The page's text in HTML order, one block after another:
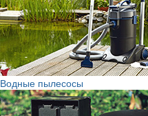
Водные пылесосы